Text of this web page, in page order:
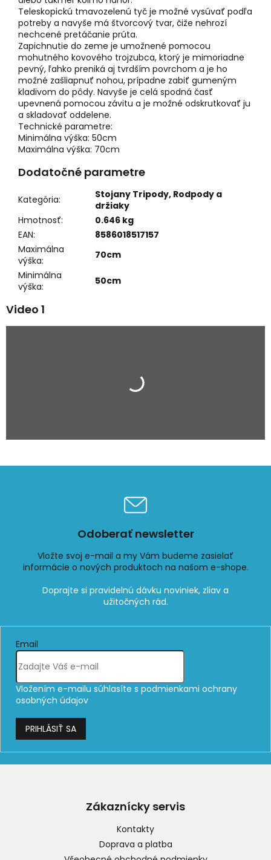
Teleskopickú tmavozelenú tyč je možné vysúvať podľa
potreby a navyše má štvorcový tvar, čiže nehrozí
nechcené pretáčanie prúta.
Zapichnutie do zeme je umožnené pomocou
mohutného kovového trojzubca, ktorý je mimoriadne
pevný, ľahko preniká aj tvrdším povrchom a je ho
možné zašliapnuť nohou, prípadne zabiť gumeným
kladivom do pôdy. Navyše je celá spodná časť
upevnená pomocou závitu a je možné odskrutkovať ju
a skladovať oddelene.
Technické parametre:
Minimálna výška: 50cm
Maximálna výška: 70cm
Dodatočné parametre
Kategória:
Stojany Tripody, Rodpody a
držiaky
Hmotnosť:
0.646 kg
EAN:
8586018517157
Maximálna
výška:
70cm
Minimálna
výška: 50cm
Video 1
Odoberať newsletter
Vložte svoj e-mail a my Vám budeme zasielať
informácie o nových produktoch na našom e-shope.
Email
Vložením e-mailu súhlasíte s podmienkami ochrany
osobných údajov
PRIHLÁSIŤ SA
Zákaznícky servis
Kontakty
Doprava a platba